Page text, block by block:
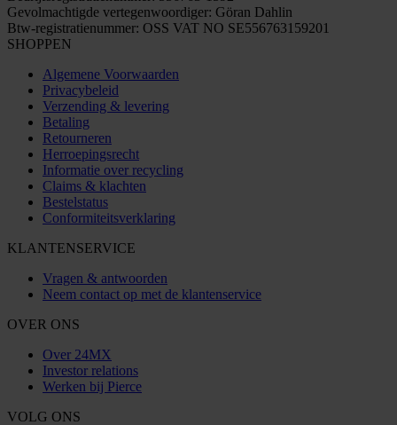
Gevolmachtigde vertegenwoordiger: Göran Dahlin
Btw-registratienummer: OSS VAT NO SE556763159201
SHOPPEN
Algemene Voorwaarden
Privacybeleid
Verzending & levering
Betaling
Retourneren
Herroepingsrecht
Informatie over recycling
Claims & klachten
Bestelstatus
Conformiteitsverklaring
KLANTENSERVICE
Vragen & antwoorden
Neem contact op met de klantenservice
OVER ONS
Over 24MX
Investor relations
Werken bij Pierce
VOLG ONS